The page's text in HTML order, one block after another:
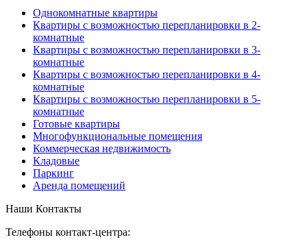
Однокомнатные квартиры
Квартиры с возможностью перепланировки в 2-
комнатные
Квартиры с возможностью перепланировки в 3-
комнатные
Квартиры с возможностью перепланировки в 4-
комнатные
Квартиры с возможностью перепланировки в 5-
комнатные
Готовые квартиры
Многофункциональные помещения
Коммерческая недвижимость
Кладовые
Паркинг
Аренда помещений
Наши Контакты
Телефоны контакт-центра: